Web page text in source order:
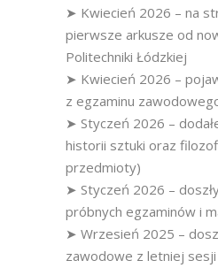
➤ Kwiecień 2026 – na
pierwsze arkusze od
Politechniki Łódzkiej
➤ Kwiecień 2026 –
z egzaminu
➤ Styczeń 2026 –
historii sztuki oraz
przedmioty)
➤ Styczeń 2026 –
próbnych egzaminów i
➤ Wrzesień 2025 –
zawodowe z letniej